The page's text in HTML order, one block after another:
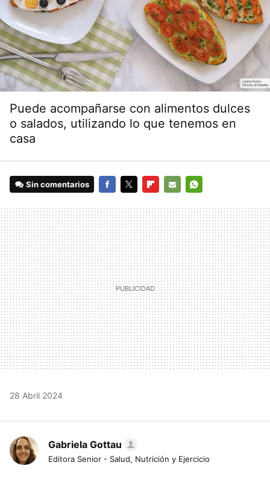
Puede acompañarse con alimentos dulces
o salados, utilizando lo que tenemos en
casa
Sin comentarios
MAIL
28 Abril 2024
Gabriela Gottau
Editora Senior - Salud, Nutrición y Ejercicio